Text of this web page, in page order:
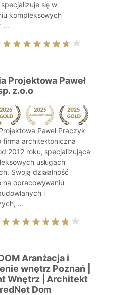
się w
kompleksowych
...
Projektowa Paweł
z.o.o
Paweł Praczyk
firma architektoniczna
2012 roku, specjalizująca
usługach
Swoją działalność
na opracowywaniu
i
...
Aranżacja i
wnętrz Poznań |
Wnętrz | Architekt
Dom